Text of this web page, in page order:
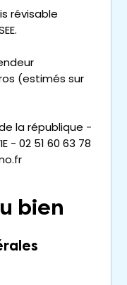
révisable
(estimés sur
de la république -
- 02 51 60 63 78
bien